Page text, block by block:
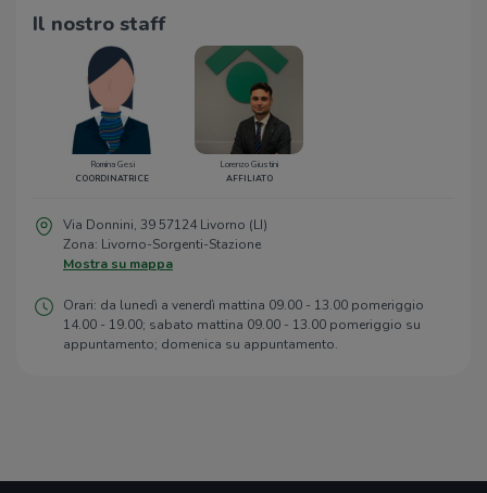
Il nostro staff
Romina Gesi
COORDINATRICE
Lorenzo Giustini
AFFILIATO
Via Donnini, 39 57124 Livorno (LI)
Zona: Livorno-Sorgenti-Stazione
Mostra su mappa
Orari: da lunedì a venerdì mattina 09.00 - 13.00 pomeriggio
14.00 - 19.00; sabato mattina 09.00 - 13.00 pomeriggio su
appuntamento; domenica su appuntamento.